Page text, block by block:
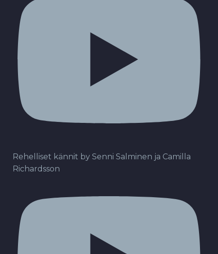
Rehelliset kännit by Senni Salminen ja Camilla
Richardsson